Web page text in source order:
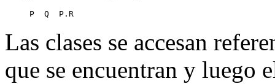
Las clases se accesan
que se encuentran y luego